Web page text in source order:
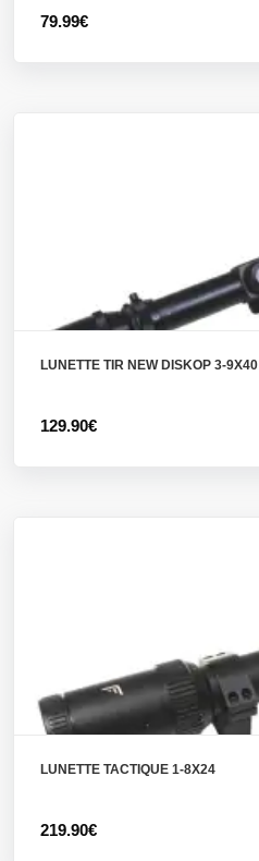
79.99€
LUNETTE TIR NEW DISKOP 3-9X40
129.90€
LUNETTE TACTIQUE 1-8X24
219.90€